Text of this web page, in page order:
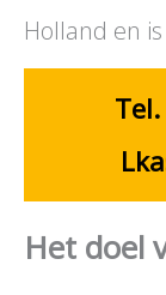
Holland en
Het doel